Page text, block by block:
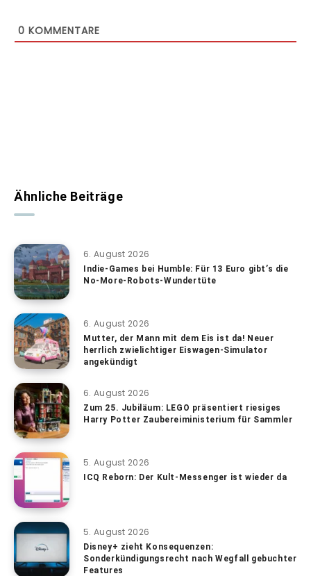
0 KOMMENTARE
Ähnliche Beiträge
6. August 2026
Indie-Games bei Humble: Für 13 Euro gibt’s die
No-More-Robots-Wundertüte
6. August 2026
Mutter, der Mann mit dem Eis ist da! Neuer
herrlich zwielichtiger Eiswagen-Simulator
angekündigt
6. August 2026
Zum 25. Jubiläum: LEGO präsentiert riesiges
Harry Potter Zaubereiministerium für Sammler
5. August 2026
ICQ Reborn: Der Kult-Messenger ist wieder da
5. August 2026
Disney+ zieht Konsequenzen:
Sonderkündigungsrecht nach Wegfall gebuchter
Features